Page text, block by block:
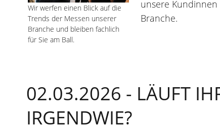
Wir werfen einen Blick auf die
Trends der Messen unserer
Branche und bleiben fachlich
für Sie am Ball.
unsere
Branche.
02.03.2026 - LÄUFT
IRGENDWIE?